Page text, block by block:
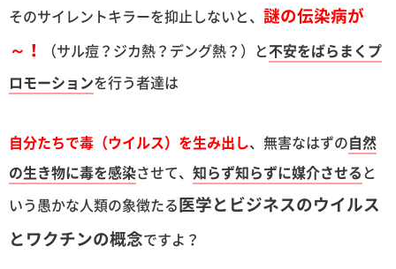
そのサイレントキラーを抑止しないと、 謎の伝染病が
～！
（サル痘？ジカ熱？デング熱？）と不安をばらまくプ
ロモーションを行う者達は
自分たちで毒（ウイルス）を生み出し、無害なはずの自然
の生き物に毒を感染させて、 知らず知らずに媒介させると
いう愚かな人類の象徴たる医学とビジネスのウイルス
とワクチンの概念ですよ？